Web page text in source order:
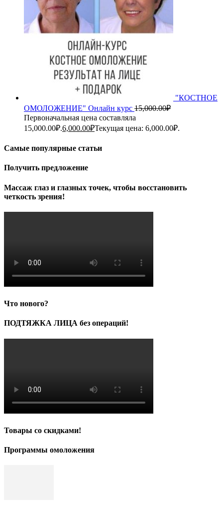
"КОСТНОЕ
ОМОЛОЖЕНИЕ" Онлайн курс 15,000.00₽
Первоначальная цена составляла
15,000.00₽.6,000.00₽Текущая цена: 6,000.00₽.
Самые популярные статьи
Получить предложение
Массаж глаз и глазных точек, чтобы восстановить
четкость зрения!
Что нового?
ПОДТЯЖКА ЛИЦА без операций!
Товары со скидками!
Программы омоложения